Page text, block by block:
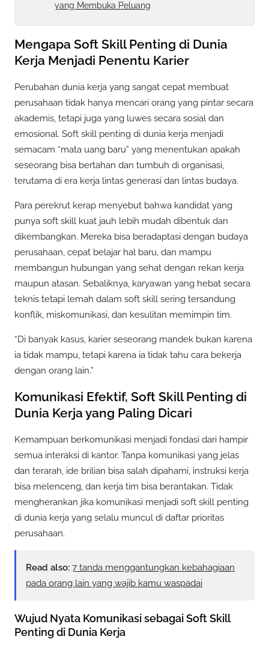
yang Membuka Peluang
Mengapa Soft Skill Penting di Dunia
Kerja Menjadi Penentu Karier
Perubahan dunia kerja yang sangat cepat membuat
perusahaan tidak hanya mencari orang yang pintar secara
akademis, tetapi juga yang luwes secara sosial dan
emosional. Soft skill penting di dunia kerja menjadi
semacam “mata uang baru” yang menentukan apakah
seseorang bisa bertahan dan tumbuh di organisasi,
terutama di era kerja lintas generasi dan lintas budaya.
Para perekrut kerap menyebut bahwa kandidat yang
punya soft skill kuat jauh lebih mudah dibentuk dan
dikembangkan. Mereka bisa beradaptasi dengan budaya
perusahaan, cepat belajar hal baru, dan mampu
membangun hubungan yang sehat dengan rekan kerja
maupun atasan. Sebaliknya, karyawan yang hebat secara
teknis tetapi lemah dalam soft skill sering tersandung
konflik, miskomunikasi, dan kesulitan memimpin tim.
“Di banyak kasus, karier seseorang mandek bukan karena
ia tidak mampu, tetapi karena ia tidak tahu cara bekerja
dengan orang lain.”
Komunikasi Efektif, Soft Skill Penting di
Dunia Kerja yang Paling Dicari
Kemampuan berkomunikasi menjadi fondasi dari hampir
semua interaksi di kantor. Tanpa komunikasi yang jelas
dan terarah, ide brilian bisa salah dipahami, instruksi kerja
bisa melenceng, dan kerja tim bisa berantakan. Tidak
mengherankan jika komunikasi menjadi soft skill penting
di dunia kerja yang selalu muncul di daftar prioritas
perusahaan.
Read also: 7 tanda menggantungkan kebahagiaan
pada orang lain yang wajib kamu waspadai
Wujud Nyata Komunikasi sebagai Soft Skill
Penting di Dunia Kerja